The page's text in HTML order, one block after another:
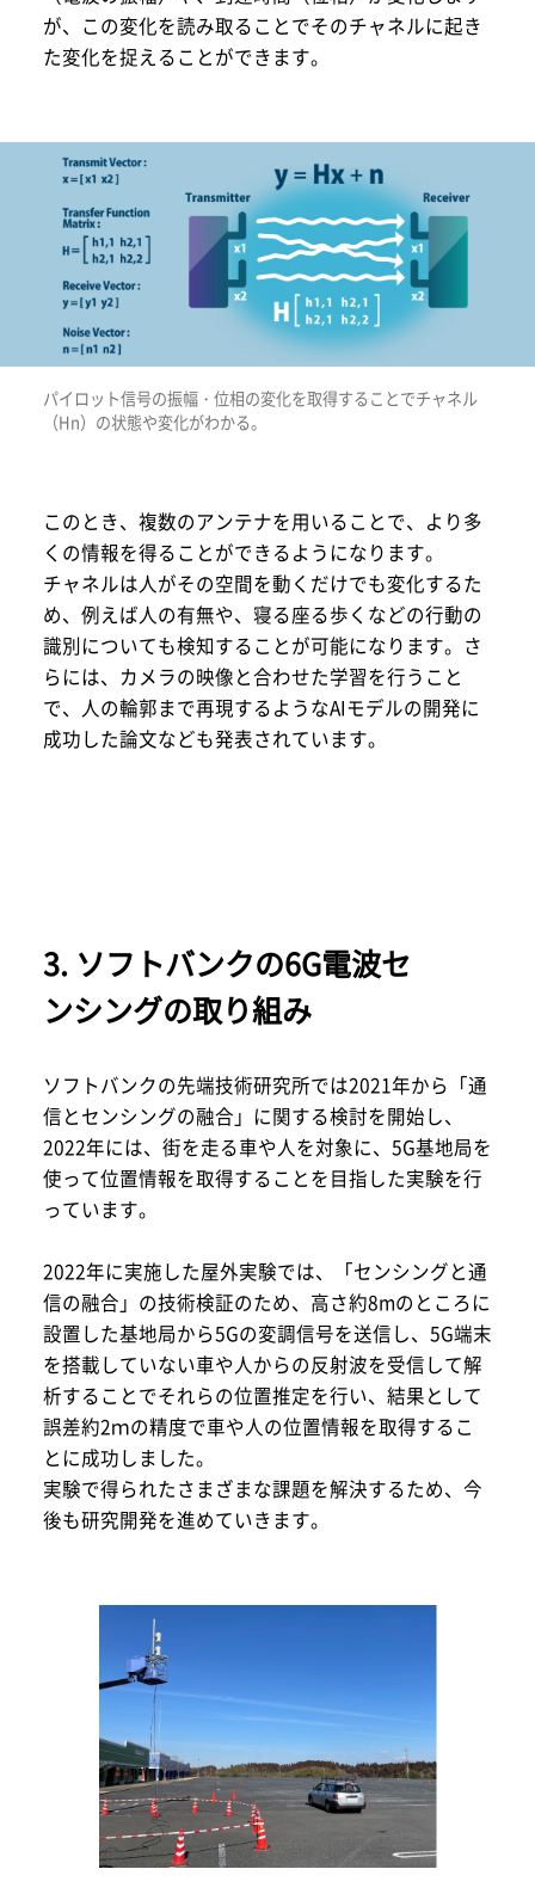
が、この変化を読み取ることでそのチャネルに起き
た変化を捉えることができます。
パイロット信号の振幅・位相の変化を取得することでチャネル
（Hn）の状態や変化がわかる。
このとき、複数のアンテナを用いることで、より多
くの情報を得ることができるようになります。
チャネルは人がその空間を動くだけでも変化するた
め、例えば人の有無や、寝る座る歩くなどの行動の
識別についても検知することが可能になります。さ
らには、カメラの映像と合わせた学習を行うこと
で、人の輪郭まで再現するようなAIモデルの開発に
成功した論文なども発表されています。
3. ソフトバンクの6G電波セ
ンシングの取り組み
ソフトバンクの先端技術研究所では2021年から「通
信とセンシングの融合」に関する検討を開始し、
2022年には、街を走る車や人を対象に、5G基地局を
使って位置情報を取得することを目指した実験を行
っています。
2022年に実施した屋外実験では、「センシングと通
信の融合」の技術検証のため、高さ約8mのところに
設置した基地局から5Gの変調信号を送信し、5G端末
を搭載していない車や人からの反射波を受信して解
析することでそれらの位置推定を行い、結果として
誤差約2ｍの精度で車や人の位置情報を取得するこ
とに成功しました。
実験で得られたさまざまな課題を解決するため、今
後も研究開発を進めていきます。